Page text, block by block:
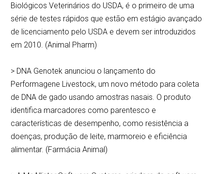
Biológicos Veterinários do USDA, é o primeiro de uma
série de testes rápidos que estão em estágio avançado
de licenciamento pelo USDA e devem ser introduzidos
em 2010. (Animal Pharm)
> DNA Genotek anunciou o lançamento do
Performagene Livestock, um novo método para coleta
de DNA de gado usando amostras nasais. O produto
identifica marcadores como parentesco e
características de desempenho, como resistência a
doenças, produção de leite, marmoreio e eficiência
alimentar. (Farmácia Animal)